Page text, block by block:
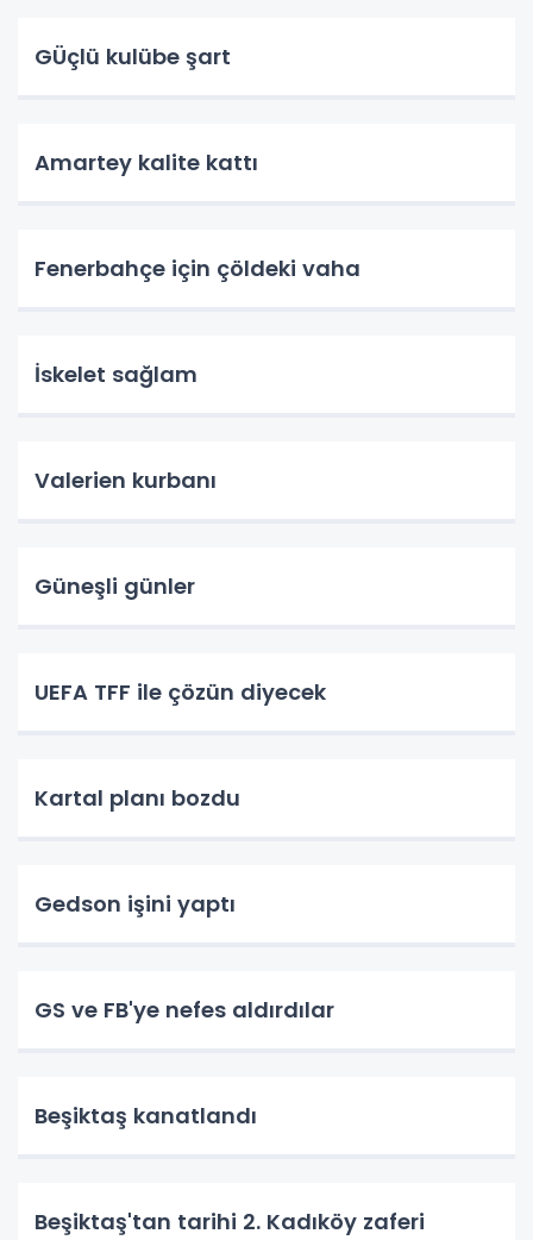
GÜçlü kulübe şart
Amartey kalite kattı
Fenerbahçe için çöldeki vaha
İskelet sağlam
Valerien kurbanı
Güneşli günler
UEFA TFF ile çözün diyecek
Kartal planı bozdu
Gedson işini yaptı
GS ve FB'ye nefes aldırdılar
Beşiktaş kanatlandı
Beşiktaş'tan tarihi 2. Kadıköy zaferi